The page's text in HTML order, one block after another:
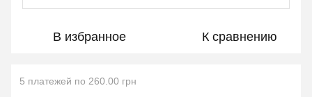
В избранное К сравнению
5 платежей по 260.00 грн